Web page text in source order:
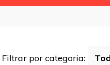
Filtrar por categoria: